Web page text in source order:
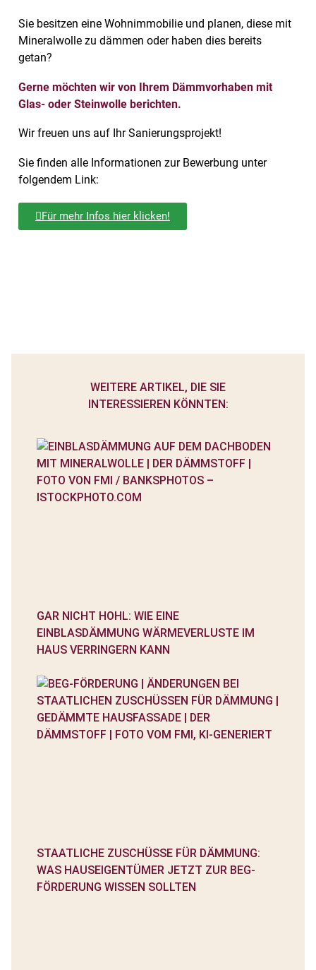
Sie besitzen eine Wohnimmobilie und planen, diese mit
Mineralwolle zu dämmen oder haben dies bereits
getan?
Gerne möchten wir von Ihrem Dämmvorhaben mit
Glas- oder Steinwolle berichten.
Wir freuen uns auf Ihr Sanierungsprojekt!
Sie finden alle Informationen zur Bewerbung unter
folgendem Link:
Für mehr Infos hier klicken!
WEITERE ARTIKEL, DIE SIE
INTERESSIEREN KÖNNTEN:
GAR NICHT HOHL: WIE EINE
EINBLASDÄMMUNG WÄRMEVERLUSTE IM
HAUS VERRINGERN KANN
STAATLICHE ZUSCHÜSSE FÜR DÄMMUNG:
WAS HAUSEIGENTÜMER JETZT ZUR BEG-
FÖRDERUNG WISSEN SOLLTEN